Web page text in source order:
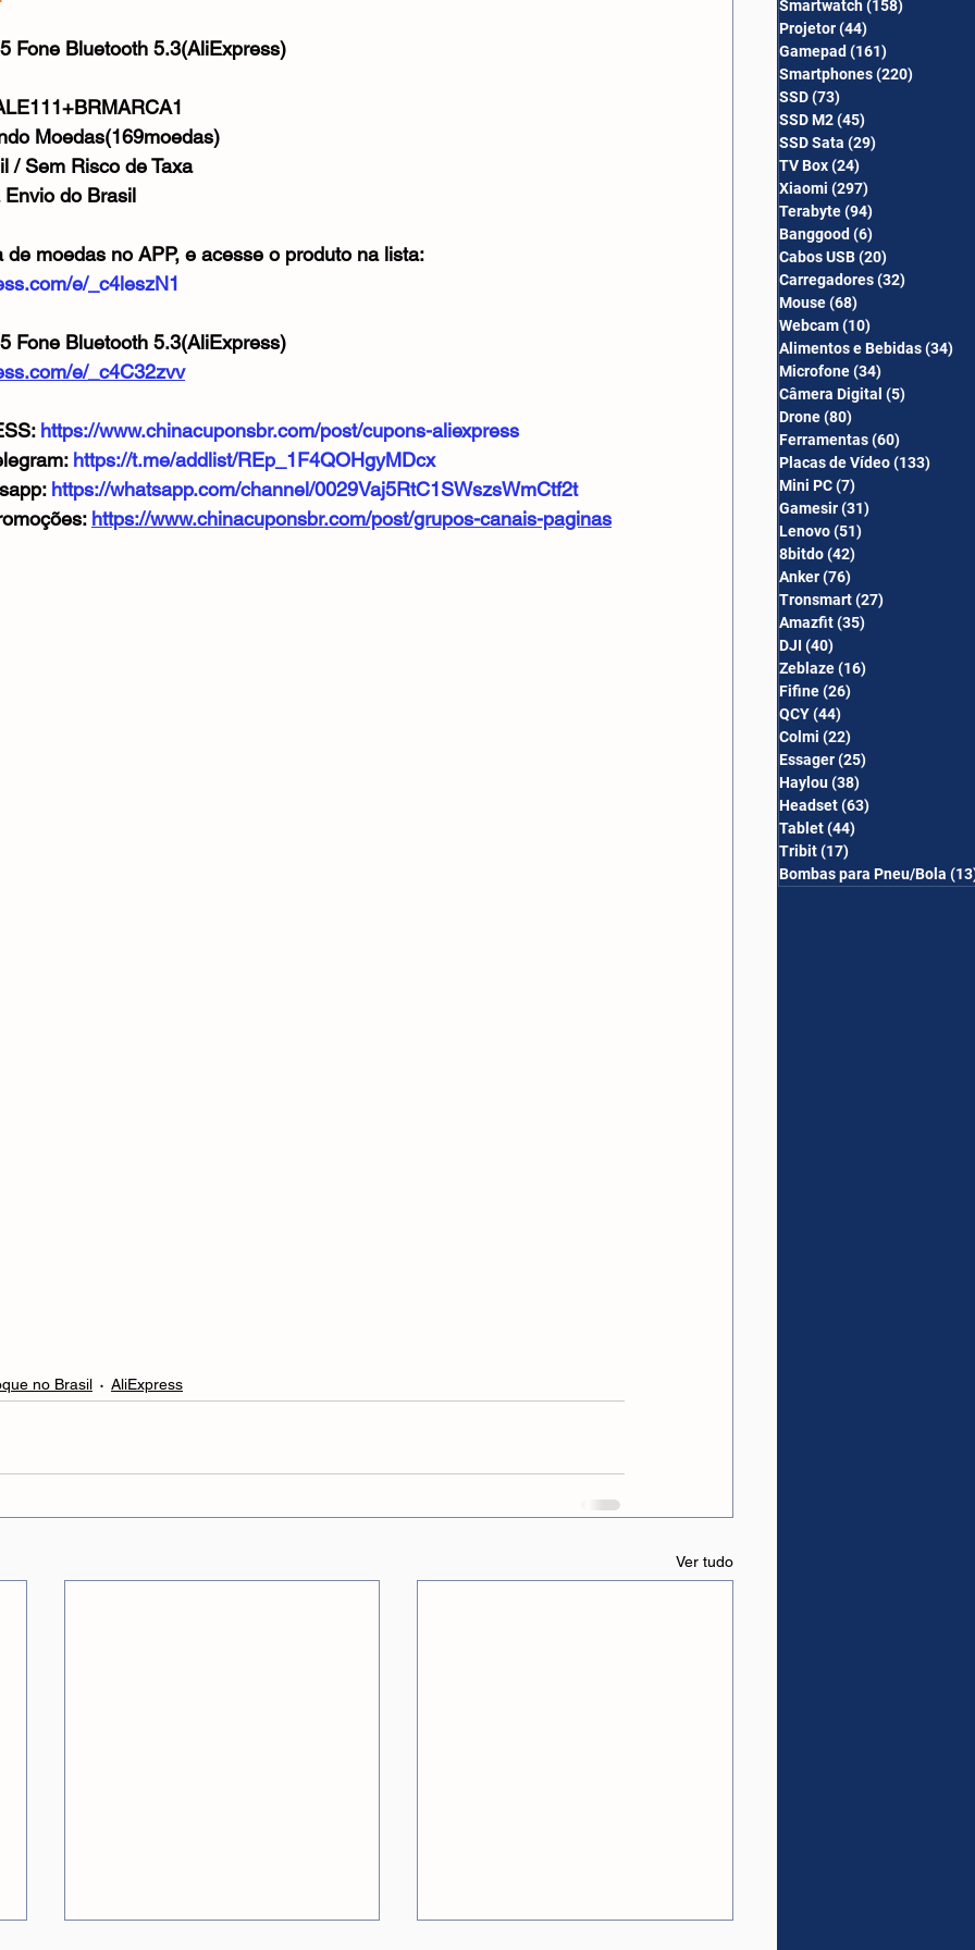
5 estrelas.
Fone Bluetooth 5.3(AliExpress)
Moedas(169moedas)
Sem Risco de Taxa
do Brasil
moedas no APP, e acesse o produto na lista:
e/_c4leszN1
Fone Bluetooth 5.3(AliExpress)
e/_c4C32zvv
https://www.chinacuponsbr.com/post/cupons-aliexpress
https://t.me/addlist/REp_1F4QOHgyMDcx
https://whatsapp.com/channel/0029Vaj5RtC1SWszsWmCtf2t
https://www.chinacuponsbr.com/post/grupos-canais-paginas
no Brasil AliExpress
Ver tudo
Smartwatch(158)
Projetor(44)
Gamepad (161)
Smartphones(220)
SSD(73)
SSD M2(45)
SSD Sata (29)
TV Box(24)
Xiaomi (297)
Terabyte(94)
Banggood (6)
Cabos USB(20)
Carregadores(32)
Mouse(68)
Webcam(10)
Alimentos e Bebidas(34)
Microfone(34)
Câmera Digital (5)
Drone(80)
Ferramentas(60)
Placas de Vídeo(133)
Mini PC(7)
Gamesir(31)
Lenovo(51)
8bitdo(42)
Anker(76)
Tronsmart(27)
Amazfit(35)
DJI (40)
Zeblaze(16)
Fifine(26)
QCY(44)
Colmi (22)
Essager(25)
Haylou(38)
Headset(63)
Tablet(44)
Tribit(17)
Bombas para Pneu/Bola